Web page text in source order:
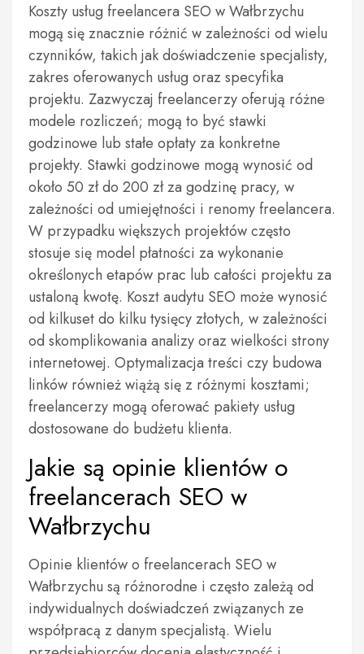
Koszty usług freelancera SEO w Wałbrzychu
mogą się znacznie różnić w zależności od wielu
czynników, takich jak doświadczenie specjalisty,
zakres oferowanych usług oraz specyfika
projektu. Zazwyczaj freelancerzy oferują różne
modele rozliczeń; mogą to być stawki
godzinowe lub stałe opłaty za konkretne
projekty. Stawki godzinowe mogą wynosić od
około 50 zł do 200 zł za godzinę pracy, w
zależności od umiejętności i renomy freelancera.
W przypadku większych projektów często
stosuje się model płatności za wykonanie
określonych etapów prac lub całości projektu za
ustaloną kwotę. Koszt audytu SEO może wynosić
od kilkuset do kilku tysięcy złotych, w zależności
od skomplikowania analizy oraz wielkości strony
internetowej. Optymalizacja treści czy budowa
linków również wiążą się z różnymi kosztami;
freelancerzy mogą oferować pakiety usług
dostosowane do budżetu klienta.
Jakie są opinie klientów o
freelancerach SEO w
Wałbrzychu
Opinie klientów o freelancerach SEO w
Wałbrzychu są różnorodne i często zależą od
indywidualnych doświadczeń związanych ze
współpracą z danym specjalistą. Wielu